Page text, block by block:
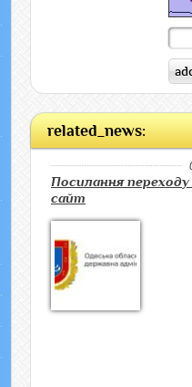
related_news:
Посилання переходу
сайт